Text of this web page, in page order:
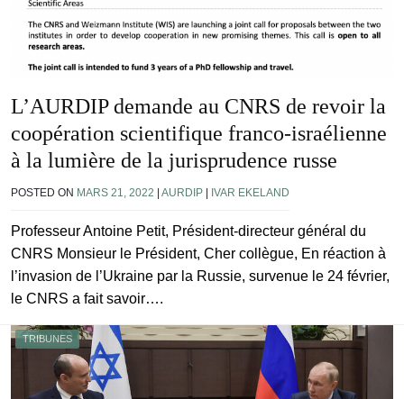
L’AURDIP demande au CNRS de revoir la
coopération scientifique franco-israélienne
à la lumière de la jurisprudence russe
POSTED ON MARS 21, 2022 AURDIP IVAR EKELAND
Professeur Antoine Petit, Président-directeur général du
CNRS Monsieur le Président, Cher collègue, En réaction à
l’invasion de l’Ukraine par la Russie, survenue le 24 février,
le CNRS a fait savoir….
TRIBUNES